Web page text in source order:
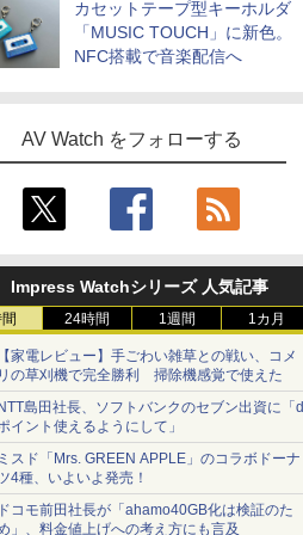
カセットテープ型キーホルダ
「MUSIC TOUCH」に新色。
NFC搭載で音楽配信へ
AV Watch をフォローする
Impress Watchシリーズ 人気記事
24時間 1週間 1カ月
家電レビュー】手ごわい雑草との戦い、コメ
の草刈機で完全勝利 掃除機感覚で使えた
島田社長、ソフトバンクのセブン出資に「d
イント使えるようにして」
スド「Mrs. GREEN APPLE」のコラボドーナ
4種、いよいよ発売！
コモ前田社長が「ahamo40GB化は検証のた
」、料金値上げへの考え方にも言及